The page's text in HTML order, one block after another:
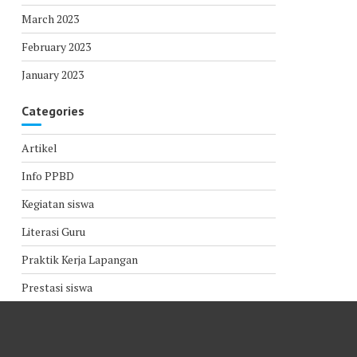
March 2023
February 2023
January 2023
Categories
Artikel
Info PPBD
Kegiatan siswa
Literasi Guru
Praktik Kerja Lapangan
Prestasi siswa